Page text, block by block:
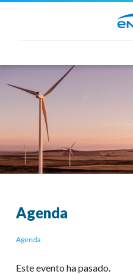
Agenda
Agenda
Este evento ha pasado.